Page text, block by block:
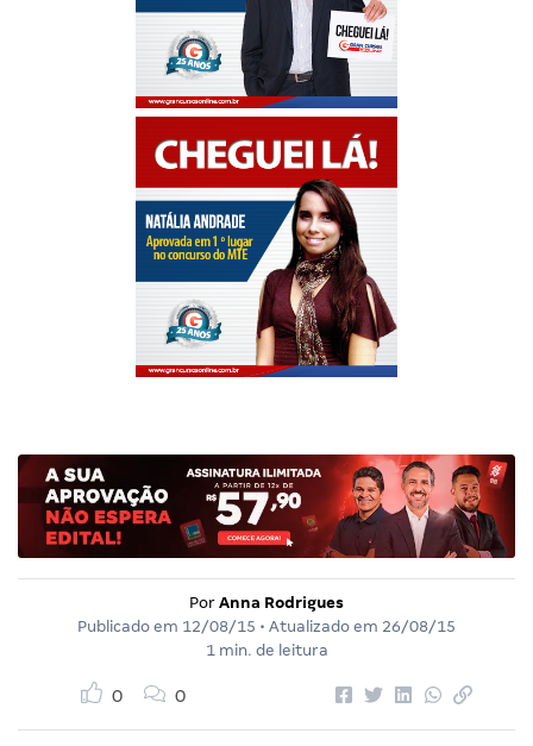
Por Anna Rodrigues
Publicado em 12/08/15 • Atualizado em 26/08/15
1 min. de leitura
0 0